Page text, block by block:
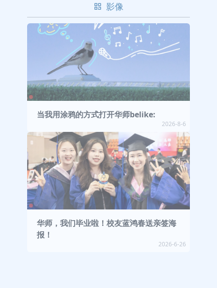
影像
当我用涂鸦的方式打开华师belike:
2026-8-6
华师，我们毕业啦！校友蓝鸿春送亲签海
报！
2026-6-26